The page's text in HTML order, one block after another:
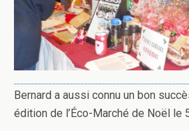
Bernard a aussi connu un bon
édition de l’Éco-Marché de Noël le